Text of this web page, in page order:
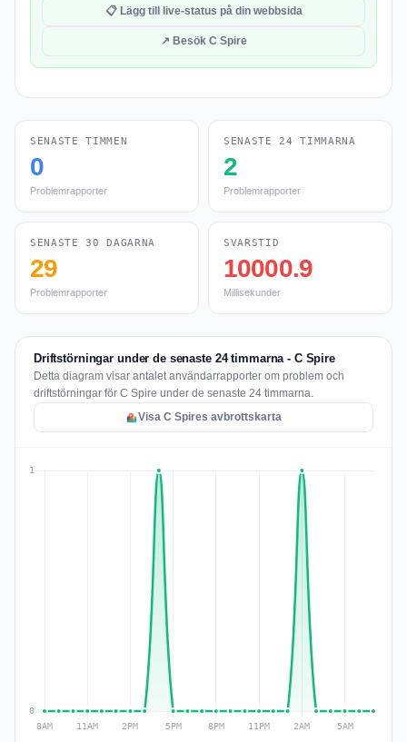
📋 Lägg till live-status på din webbsida
↗ Besök C Spire
SENASTE TIMMEN
0
Problemrapporter
SENASTE 24 TIMMARNA
2
Problemrapporter
SENASTE 30 DAGARNA
29
Problemrapporter
SVARSTID
10000.9
Millisekunder
Driftstörningar under de senaste 24 timmarna - C Spire
Detta diagram visar antalet användarrapporter om problem och
driftstörningar för C Spire under de senaste 24 timmarna.
Visa C Spires avbrottskarta